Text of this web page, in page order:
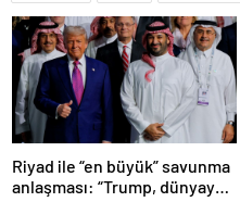
Riyad ile “en büyük” savunma
anlaşması: “Trump, dünyaya